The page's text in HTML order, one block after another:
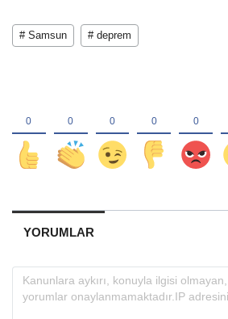
# Samsun # deprem
YORUMLAR